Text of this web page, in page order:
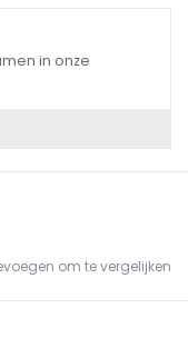
in onze
om te vergelijken